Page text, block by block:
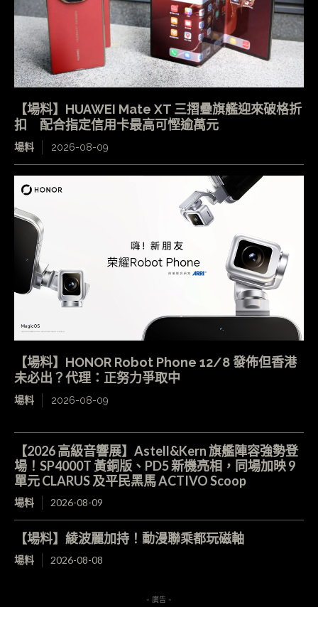
【場料】HUAWEI Mate XT 三摺疊旗艦迎來破格折
扣 配合指定信用卡最高可慳逾萬元
場料 2026-08-09
【場料】HONOR Robot Phone 12/8 發佈但香港
未必出？代理：正努力爭取中
場料 2026-08-09
【2026 高級音響展】Astell&Kern 旗艦陣容強勢登
場！SP4000T 黃銅版、PD5 新機亮相，同場加映 9
單元 CLARUS 及平民黑馬 ACTIVO Scoop
場料 2026-08-09
【場料】綾波麗加持！動漫聯乘都玩磁軸
場料 2026-08-08
- 廣告 -